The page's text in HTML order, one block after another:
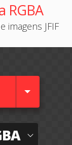
RGBA
imagens JFIF